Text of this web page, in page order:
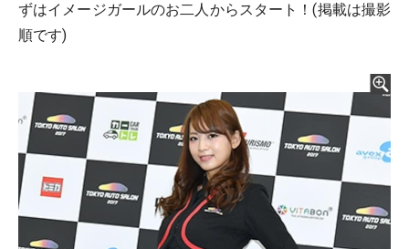
ずはイメージガールのお二人からスタート！(掲載は撮影
順です)